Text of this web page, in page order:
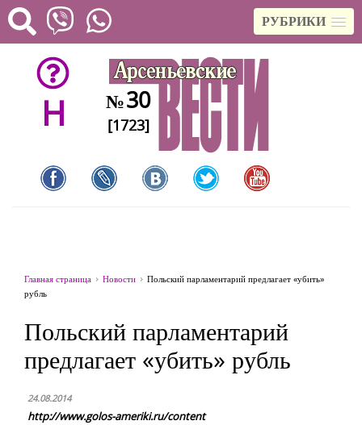
РУБРИКИ
H №30
[1723]
Главная страница Новости
Польский парламентарий предлагает «убить»
рубль
Польский парламентарий
предлагает «убить» рубль
24.08.2014
http://www.golos-ameriki.ru/content